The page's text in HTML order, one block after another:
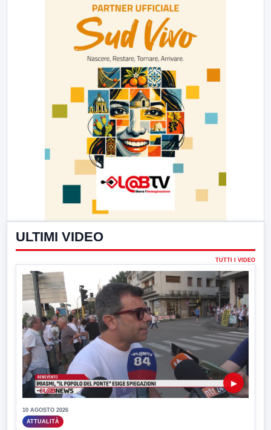
ULTIMI VIDEO
TUTTI I VIDEO
▶
10 AGOSTO 2026
ATTUALITÀ